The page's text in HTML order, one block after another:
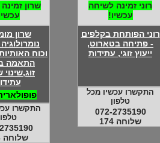
רוני זמינה לשיחה
עכשיו!
רוני הפותחת בקלפים
- פתיחה בטארוט,
ייעוץ זוגי, עתידות
התקשרו עכשיו מכל
טלפון
072-2735190
שלוחה 174
שרון
שרון
וכוח
התאמה
התקשרו
שלוחה 233